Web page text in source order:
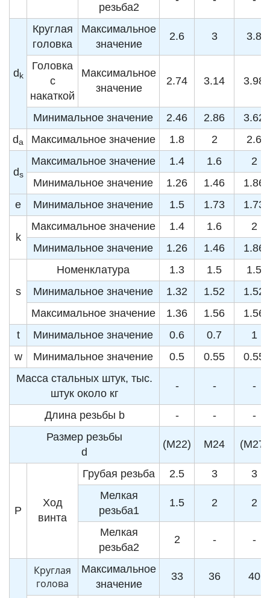
резьба2
d k
Круглая
головка
Максимальное
значение
2.6 3 3.8
Головка
с
накаткой
Максимальное
значение
2.74 3.14 3.98
Минимальное значение 2.46 2.86
3.62
da Максимальное значение 1.8 2 2.6
ds
Максимальное значение 1.4 1.6
2
Минимальное значение
1.26 1.46
1.86
e
Минимальное значение 1.5 1.73 1.73
k
Максимальное значение 1.4 1.6
2
Минимальное значение
1.26 1.46 1.86
s
Номенклатура 1.3 1.5
1.5
Минимальное значение
1.32 1.52
1.52
Максимальное значение
1.36 1.56
1.56
t
Минимальное значение 0.6 0.7
1
w
Минимальное значение 0.5 0.55
0.55
Масса стальных штук, тыс.
штук около кг
- - -
Длина резьбы b - -
-
Размер резьбы
d
(M22) M24 (M27)
P
Ход
винта
Грубая резьба 2.5 3
3
Мелкая
резьба1
1.5 2 2
Мелкая
резьба2
2 - -
Круглая
голова
Максимальное
значение
33 36 40